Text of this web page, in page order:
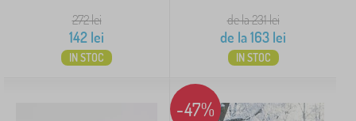
272lei
142 lei
IN STOC
de la 231lei
de la163 lei
IN STOC
-47%